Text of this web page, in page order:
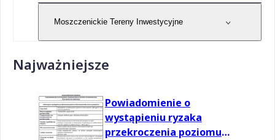
Moszczenickie Tereny Inwestycyjne
Najważniejsze
Powiadomienie o
wystąpieniu ryzaka
przekroczenia poziomu